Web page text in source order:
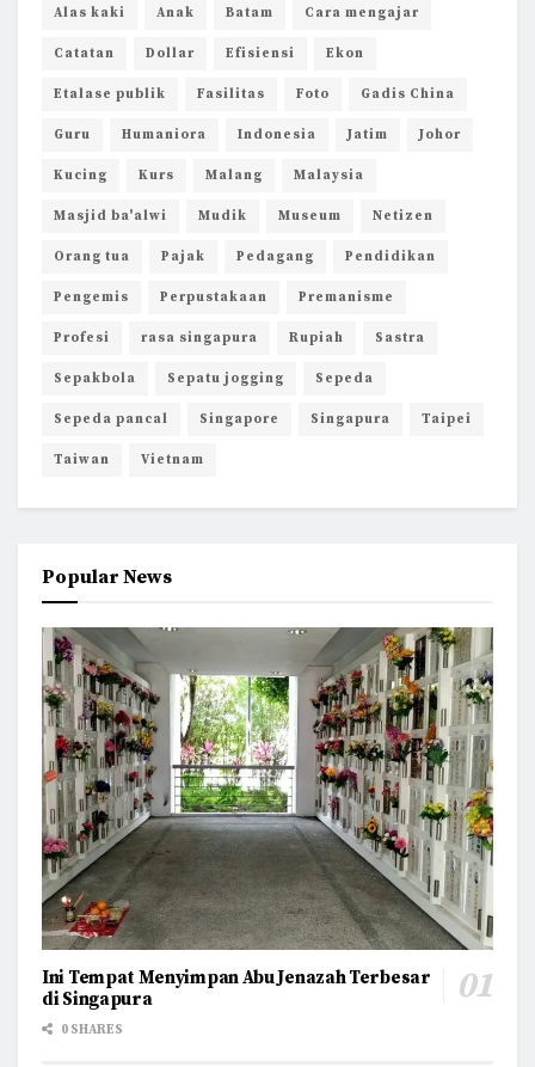
Alas kaki Anak Batam Cara mengajar
Catatan Dollar Efisiensi Ekon
Etalase publik Fasilitas Foto Gadis China
Guru Humaniora Indonesia Jatim Johor
Kucing Kurs Malang Malaysia
Masjid ba'alwi Mudik Museum Netizen
Orang tua Pajak Pedagang Pendidikan
Pengemis Perpustakaan Premanisme
Profesi rasa singapura Rupiah Sastra
Sepakbola Sepatu jogging Sepeda
Sepeda pancal Singapore Singapura Taipei
Taiwan Vietnam
Popular News
Ini Tempat Menyimpan Abu Jenazah Terbesar
di Singapura
0 SHARES